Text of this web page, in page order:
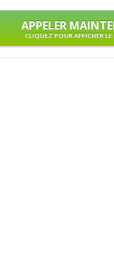
APPELER
CLIQUEZ POUR AFFICHER